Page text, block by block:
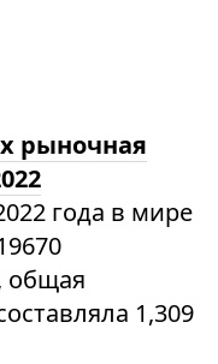
рыночная
года в мире
общая
1,309